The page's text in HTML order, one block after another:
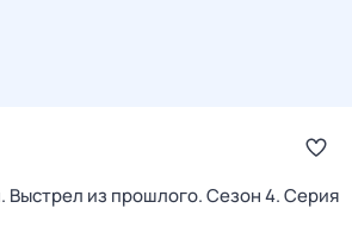
Выстрел из прошлого. Сезон 4. Серия